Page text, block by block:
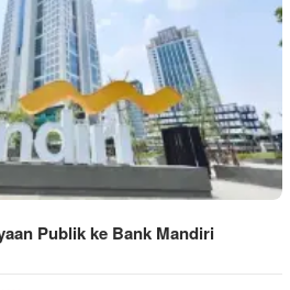
Publik ke Bank Mandiri